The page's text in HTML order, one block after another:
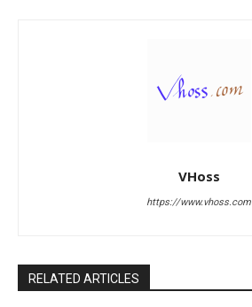
VHoss
https://www.vhoss.com
RELATED ARTICLES